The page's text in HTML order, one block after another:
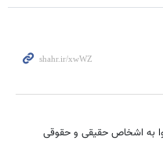
به اشخاص حقیقی و حقوقی